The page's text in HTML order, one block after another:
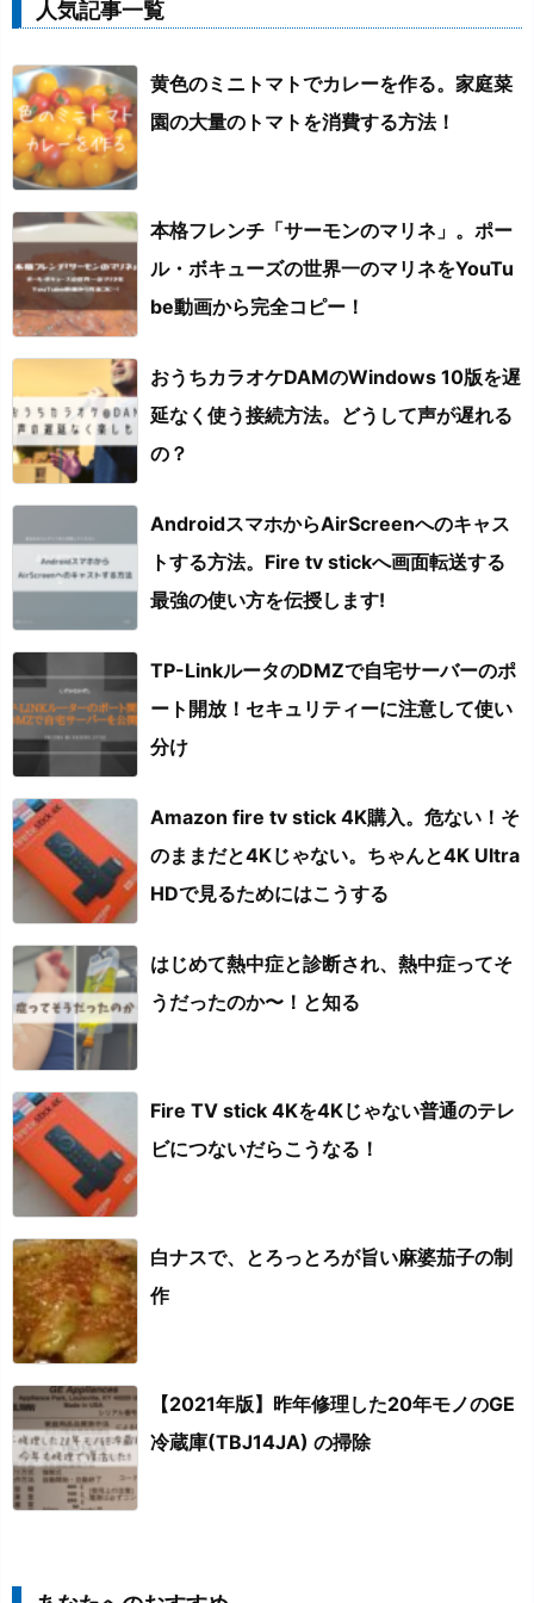
人気記事一覧
黄色のミニトマトでカレーを作る。家庭菜
園の大量のトマトを消費する方法！
本格フレンチ「サーモンのマリネ」。ポー
ル・ボキューズの世界一のマリネをYouTu
be動画から完全コピー！
おうちカラオケDAMのWindows 10版を遅
延なく使う接続方法。どうして声が遅れる
の？
AndroidスマホからAirScreenへのキャス
トする方法。Fire tv stickへ画面転送する
最強の使い方を伝授します!
TP-LinkルータのDMZで自宅サーバーのポ
ート開放！セキュリティーに注意して使い
分け
Amazon fire tv stick 4K購入。危ない！そ
のままだと4Kじゃない。ちゃんと4K Ultra
HDで見るためにはこうする
はじめて熱中症と診断され、熱中症ってそ
うだったのか〜！と知る
Fire TV stick 4Kを4Kじゃない普通のテレ
ビにつないだらこうなる！
白ナスで、とろっとろが旨い麻婆茄子の制
作
【2021年版】昨年修理した20年モノのGE
冷蔵庫(TBJ14JA) の掃除